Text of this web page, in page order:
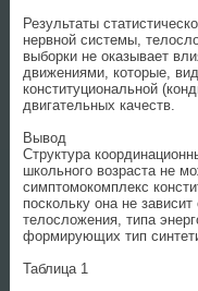
Результаты
нервной системы,
выборки не оказывает
движениями, которые,
конституциональной
двигательных качеств.
Вывод
Структура
школьного возраста не
симптомокомплекс
поскольку она не
телосложения, типа
формирующих тип
Таблица 1